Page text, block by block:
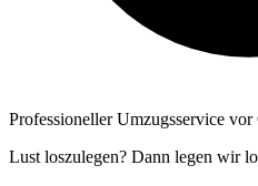
Professioneller Umzugsservice vor
Lust loszulegen? Dann legen wir